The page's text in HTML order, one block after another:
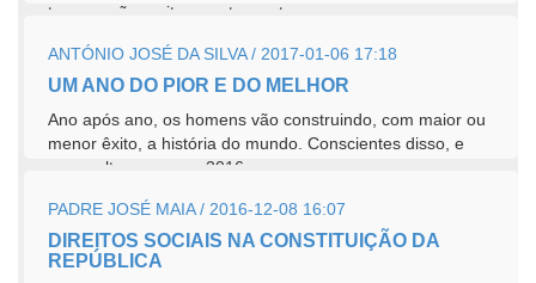
tempos não muito remotos, estes...
ANTÓNIO JOSÉ DA SILVA / 2017-01-06 17:18
UM ANO DO PIOR E DO MELHOR
Ano após ano, os homens vão construindo, com maior ou
menor êxito, a história do mundo. Conscientes disso, e
numa altura em que 2016...
PADRE JOSÉ MAIA / 2016-12-08 16:07
DIREITOS SOCIAIS NA CONSTITUIÇÃO DA
REPÚBLICA